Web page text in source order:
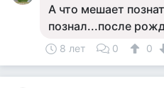
А что мешает
познал...после
8 лет 0 0